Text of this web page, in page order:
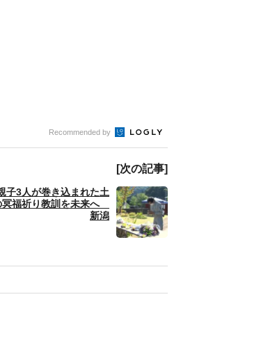
Recommended by
[次の記事]
3人が巻き込まれた土
福祈り教訓を未来へ
新潟